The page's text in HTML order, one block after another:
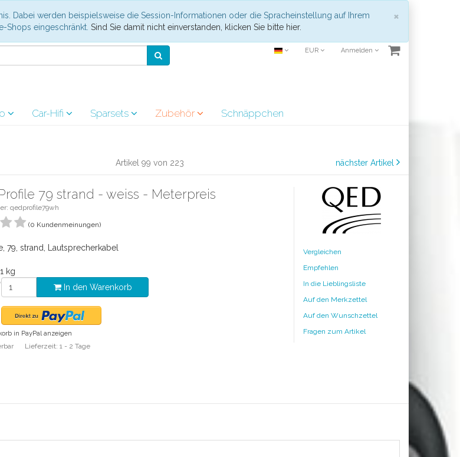
×
Dabei werden beispielsweise die Session-Informationen oder die Spracheinstellung auf Ihrem
Shops eingeschränkt. Sind Sie damit nicht einverstanden, klicken Sie bitte hier.
EUR Anmelden
Car-Hifi Sparsets Zubehör Schnäppchen
Artikel 99 von 223 nächster Artikel
79 strand - weiss - Meterpreis
qedprofile79wh
(0 Kundenmeinungen)
79, strand, Lautsprecherkabel
kg
In den Warenkorb
in PayPal anzeigen
Lieferzeit: 1 - 2 Tage
Vergleichen
Empfehlen
In die Lieblingsliste
Auf den Merkzettel
Auf den Wunschzettel
Fragen zum Artikel